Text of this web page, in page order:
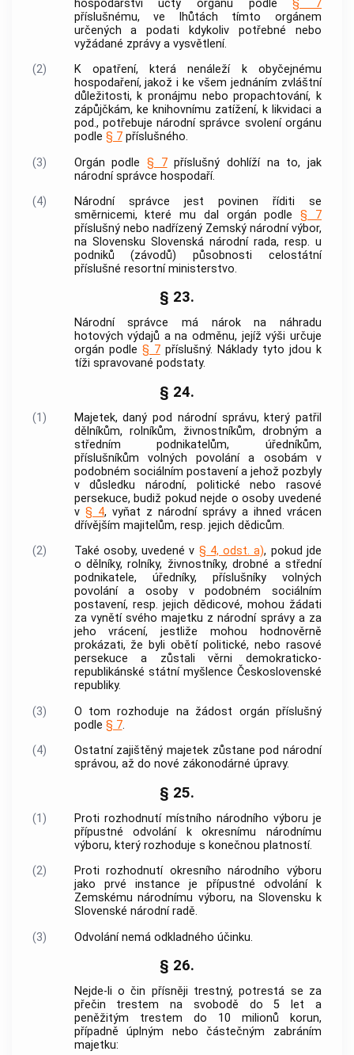
hospodářství účty orgánu podle§ 7
příslušnému, ve lhůtách tímto orgánem
určených a podati kdykoliv potřebné nebo
vyžádané zprávy a vysvětlení.
(2)
K opatření, která nenáleží k obyčejnému
hospodaření, jakož i ke všem jednáním zvláštní
důležitosti, k pronájmu nebo propachtování, k
zápůjčkám, ke knihovnímu zatížení, k likvidaci a
pod., potřebuje národní správce svolení orgánu
podle § 7příslušného.
(3)
Orgán podle § 7příslušný dohlíží na to, jak
národní správce hospodaří.
(4)
Národní správce jest povinen říditi se
směrnicemi, které mu dal orgán podle§ 7
příslušný nebo nadřízený Zemský národní výbor,
na Slovensku Slovenská národní rada, resp. u
podniků (závodů) působnosti celostátní
příslušné resortní ministerstvo.
§ 23.
Národní správce má nárok na náhradu
hotových výdajů a na odměnu, jejíž výši určuje
orgán podle § 7příslušný. Náklady tyto jdou k
tíži spravované podstaty.
§ 24.
(1)
Majetek, daný pod národní správu, který patřil
dělníkům, rolníkům, živnostníkům, drobným a
středním podnikatelům, úředníkům,
příslušníkům volných povolání a osobám v
podobném sociálním postavení a jehož pozbyly
v důsledku národní, politické nebo rasové
persekuce, budiž pokud nejde o osoby uvedené
v § 4, vyňat z národní správy a ihned vrácen
dřívějším majitelům, resp. jejich dědicům.
(2)
Také osoby, uvedené v § 4, odst. a), pokud jde
o dělníky, rolníky, živnostníky, drobné a střední
podnikatele, úředníky, příslušníky volných
povolání a osoby v podobném sociálním
postavení, resp. jejich dědicové, mohou žádati
za vynětí svého majetku z národní správy a za
jeho vrácení, jestliže mohou hodnověrně
prokázati, že byli obětí politické, nebo rasové
persekuce a zůstali věrni demokraticko-
republikánské státní myšlence Československé
republiky.
(3)
O tom rozhoduje na žádost orgán příslušný
podle § 7.
(4)
Ostatní zajištěný majetek zůstane pod národní
správou, až do nové zákonodárné úpravy.
§ 25.
(1)
Proti rozhodnutí místního národního výboru je
přípustné odvolání k okresnímu národnímu
výboru, který rozhoduje s konečnou platností.
(2)
Proti rozhodnutí okresního národního výboru
jako prvé instance je přípustné odvolání k
Zemskému národnímu výboru, na Slovensku k
Slovenské národní radě.
(3)
Odvolání nemá odkladného účinku.
§ 26.
Nejde-li o čin přísněji trestný, potrestá se za
přečin trestem na svobodě do 5 let a
peněžitým trestem do 10 milionů korun,
případně úplným nebo částečným zabráním
majetku: